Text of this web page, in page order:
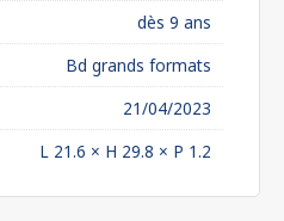
dès 9 ans
Bd grands formats
21/04/2023
L 21.6 × H 29.8 × P 1.2